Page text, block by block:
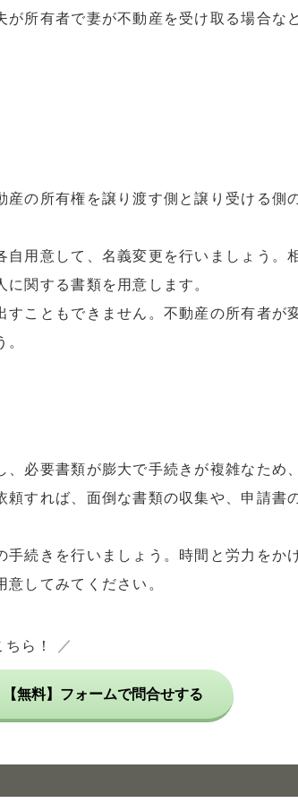
所有者で妻が不動産を受け取る場合な
の所有権を譲り渡す側と譲り受ける側
用意して、名義変更を行いましょう。
関する書類を用意します。
こともできません。不動産の所有者が
必要書類が膨大で手続きが複雑なため、
すれば、面倒な書類の収集や、申請書
続きを行いましょう。時間と労力をか
してみてください。
ら！ ／
【無料】フォームで問合せする